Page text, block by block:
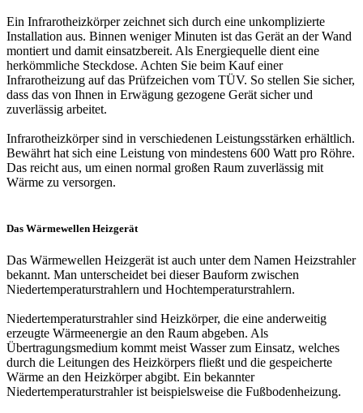
Ein Infrarotheizkörper zeichnet sich durch eine unkomplizierte
Installation aus. Binnen weniger Minuten ist das Gerät an der Wand
montiert und damit einsatzbereit. Als Energiequelle dient eine
herkömmliche Steckdose. Achten Sie beim Kauf einer
Infrarotheizung auf das Prüfzeichen vom TÜV. So stellen Sie sicher,
dass das von Ihnen in Erwägung gezogene Gerät sicher und
zuverlässig arbeitet.
Infrarotheizkörper sind in verschiedenen Leistungsstärken erhältlich.
Bewährt hat sich eine Leistung von mindestens 600 Watt pro Röhre.
Das reicht aus, um einen normal großen Raum zuverlässig mit
Wärme zu versorgen.
Das Wärmewellen Heizgerät
Das Wärmewellen Heizgerät ist auch unter dem Namen Heizstrahler
bekannt. Man unterscheidet bei dieser Bauform zwischen
Niedertemperaturstrahlern und Hochtemperaturstrahlern.
Niedertemperaturstrahler sind Heizkörper, die eine anderweitig
erzeugte Wärmeenergie an den Raum abgeben. Als
Übertragungsmedium kommt meist Wasser zum Einsatz, welches
durch die Leitungen des Heizkörpers fließt und die gespeicherte
Wärme an den Heizkörper abgibt. Ein bekannter
Niedertemperaturstrahler ist beispielsweise die Fußbodenheizung.